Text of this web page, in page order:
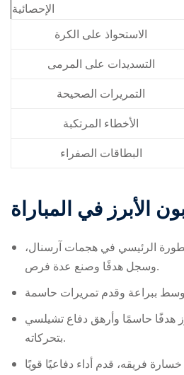
الإحصائية
الاستحواذ على الكرة
التسديدات على المرمى
التمريرات الصحيحة
الأخطاء المرتكبة
البطاقات الصفراء
الأبرز في المباراة
الرئيسي في هجمات آرسنال،
وسجل هدفًا وصنع عدة فرص.
هدفًا حاسمًا وأرهق دفاع تشيلسي
بتحركاته.